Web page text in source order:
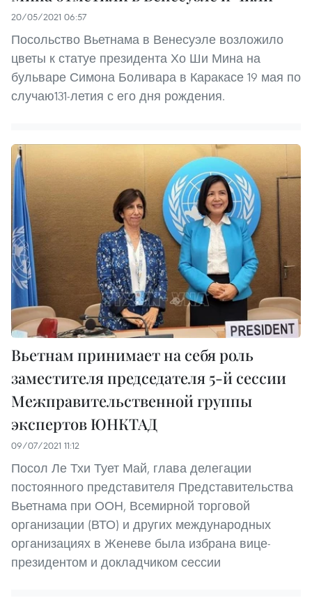
20/05/2021 06:57
Посольство Вьетнама в Венесуэле возложило
цветы к статуе президента Хо Ши Мина на
бульваре Симона Боливара в Каракасе 19 мая по
случаю131-летия с его дня рождения.
Вьетнам принимает на себя роль
заместителя председателя 5-й сессии
Межправительственной группы
экспертов ЮНКТАД
09/07/2021 11:12
Посол Ле Тхи Тует Май, глава делегации
постоянного представителя Представительства
Вьетнама при ООН, Всемирной торговой
организации (ВТО) и других международных
организациях в Женеве была избрана вице-
президентом и докладчиком сессии